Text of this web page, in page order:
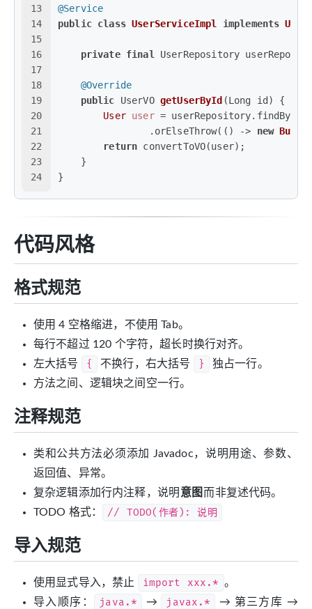
13
14
15
16
17
18
19
20
21
22
23
24
@Service
public class UserServiceImpl implements
private final UserRepository
@Override
public UserVO getUserById (Long id)
{
User user =
                .orElseThrow(() ->
new
return convertToVO(user);
    }
}
代码风格
格式规范
使用 4 空格缩进，不使用 Tab。
每行不超过 120 个字符，超长时换行对齐。
左大括号
{ 不换行，右大括号 }
独占一行。
方法之间、逻辑块之间空一行。
注释规范
类和公共方法必须添加 Javadoc，说明用途、参数、
返回值、异常。
复杂逻辑添加行内注释，说明 意图 而非复述代码。
TODO 格式：
// TODO(作者): 说明
导入规范
使用显式导入，禁止 import xxx.* 。
导入顺序：
java.* → javax.* → 第三方库 →